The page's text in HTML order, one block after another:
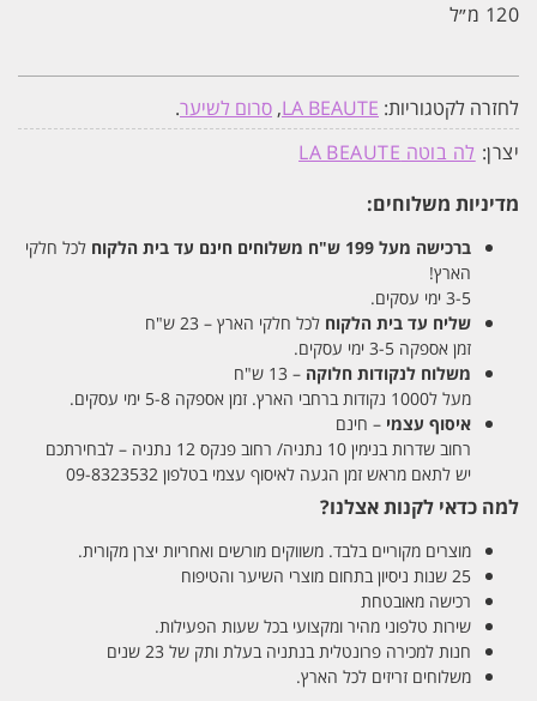
120 מ״ל
לחזרה לקטגוריות: LA BEAUTE
, סרום לשיער.
יצרן: לה בוטה LA BEAUTE
מדיניות משלוחים:
ברכישה מעל 199 ש"ח משלוחים חינם עד בית הלקוח לכל חלקי
הארץ!
3-5 ימי עסקים.
שליח עד בית הלקוח לכל חלקי הארץ – 23 ש"ח
זמן אספקה 3-5 ימי עסקים.
משלוח לנקודות חלוקה – 13 ש"ח
מעל ל1000 נקודות ברחבי הארץ. זמן אספקה 5-8 ימי עסקים.
איסוף עצמי – חינם
רחוב שדרות בנימין 10 נתניה/ רחוב פנקס 12 נתניה – לבחירתכם
יש לתאם מראש זמן הגעה לאיסוף עצמי בטלפון 09-8323532
למה כדאי לקנות אצלנו?
מוצרים מקוריים בלבד. משווקים מורשים ואחריות יצרן מקורית.
25 שנות ניסיון בתחום מוצרי השיער והטיפוח
רכישה מאובטחת
שירות טלפוני מהיר ומקצועי בכל שעות הפעילות.
חנות למכירה פרונטלית בנתניה בעלת ותק של 23 שנים
משלוחים זריזים לכל הארץ.